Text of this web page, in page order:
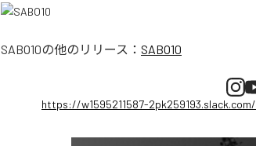
SABO10の他のリリース： SABO10
https://w1595211587-2pk259193.slack.com/